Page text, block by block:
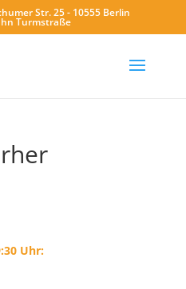
Str. 25 - 10555 Berlin
Turmstraße
Uhr: